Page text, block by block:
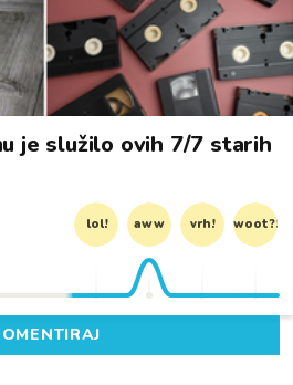
je služilo ovih 7/7 starih
lol! aww vrh! woot?!